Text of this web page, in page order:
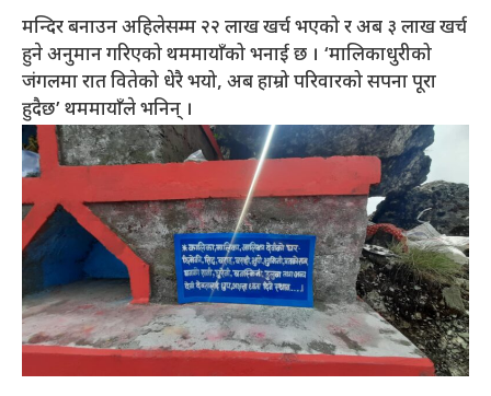
मन्दिर बनाउन अहिलेसम्म २२ लाख खर्च भएको र अब ३ लाख खर्च
हुने अनुमान गरिएको थममायाँको भनाई छ । ‘मालिकाधुरीको
जंगलमा रात वितेको धेरै भयो, अब हाम्रो परिवारको सपना पूरा
हुदैछ’ थममायाँले भनिन् ।